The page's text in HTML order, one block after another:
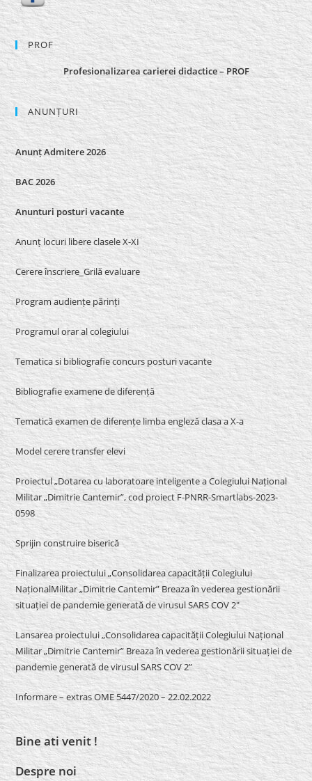
PROF
Profesionalizarea carierei didactice – PROF
ANUNȚURI
Anunț Admitere 2026
BAC 2026
Anunturi posturi vacante
Anunț locuri libere clasele X-XI
Cerere înscriere_Grilă evaluare
Program audiențe părinți
Programul orar al colegiului
Tematica si bibliografie concurs posturi vacante
Bibliografie examene de diferență
Tematică examen de diferențe limba engleză clasa a X-a
Model cerere transfer elevi
Proiectul „Dotarea cu laboratoare inteligente a Colegiului Național
Militar „Dimitrie Cantemir”, cod proiect F-PNRR-Smartlabs-2023-
0598
Sprijin construire biserică
Finalizarea proiectului „Consolidarea capacității Colegiului
NaționalMilitar „Dimitrie Cantemir” Breaza în vederea gestionării
situației de pandemie generată de virusul SARS COV 2″
Lansarea proiectului „Consolidarea capacității Colegiului Național
Militar „Dimitrie Cantemir” Breaza în vederea gestionării situației de
pandemie generată de virusul SARS COV 2”
Informare – extras OME 5447/2020 – 22.02.2022
Bine ati venit !
Despre noi